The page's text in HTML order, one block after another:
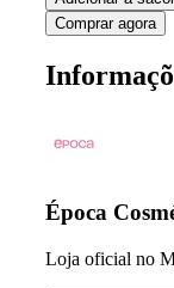
Comprar agora
Época
Loja oficial no